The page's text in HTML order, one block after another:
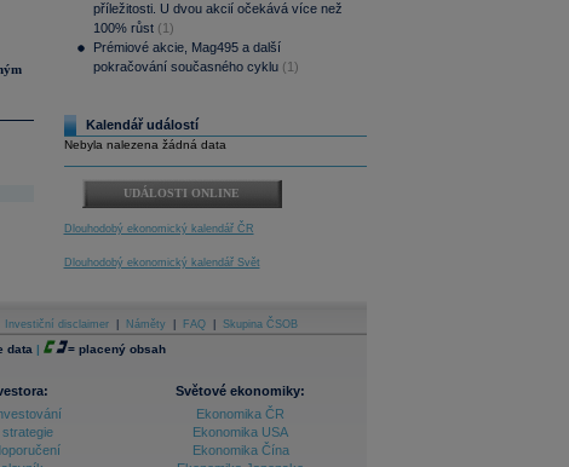
příležitosti. U dvou akcií očekává více než
100% růst (1)
Prémiové akcie, Mag495 a další
pokračování současného cyklu (1)
Kalendář událostí
Nebyla nalezena žádná data
UDÁLOSTI ONLINE
Dlouhodobý ekonomický kalendář ČR
Dlouhodobý ekonomický kalendář Svět
Investiční disclaimer Náměty FAQ Skupina ČSOB
data | = placený obsah
Světové ekonomiky:
Ekonomika ČR
Ekonomika USA
Ekonomika Čína